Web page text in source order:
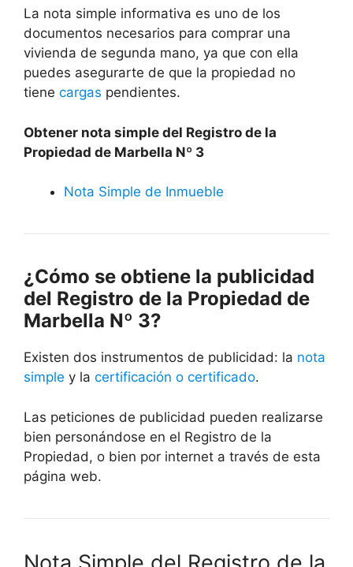
La nota simple informativa es uno de los
documentos necesarios para comprar una
vivienda de segunda mano, ya que con ella
puedes asegurarte de que la propiedad no
tiene cargas pendientes.
Obtener nota simple del Registro de la
Propiedad de Marbella Nº 3
Nota Simple de Inmueble
¿Cómo se obtiene la publicidad
del Registro de la Propiedad de
Marbella Nº 3?
Existen dos instrumentos de publicidad: la nota
simple y la certificación o certificado.
Las peticiones de publicidad pueden realizarse
bien personándose en el Registro de la
Propiedad, o bien por internet a través de esta
página web.